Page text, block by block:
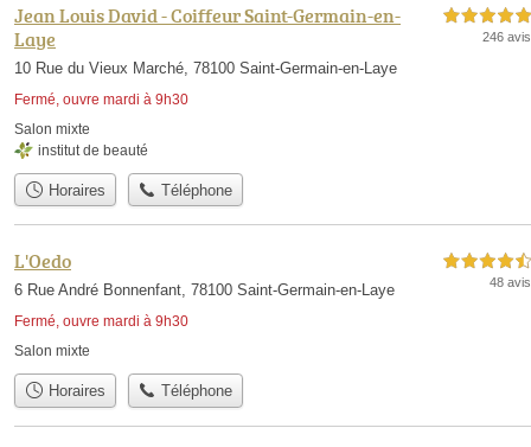
Jean Louis David - Coiffeur Saint-Germain-en-
Laye
10 Rue du Vieux Marché, 78100 Saint-Germain-en-Laye
Fermé, ouvre mardi à 9h30
5,0 étoiles sur 5
246 avis
Salon mixte
institut de beauté
Horaires Téléphone
L'Oedo
6 Rue André Bonnenfant, 78100 Saint-Germain-en-Laye
Fermé, ouvre mardi à 9h30
4,5 étoiles sur 5
48 avis
Salon mixte
Horaires Téléphone